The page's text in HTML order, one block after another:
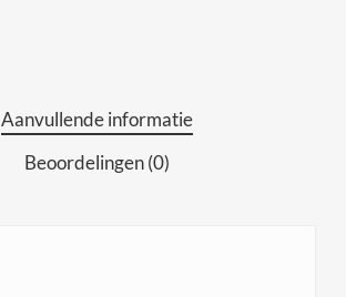
Aanvullende informatie
Beoordelingen (0)